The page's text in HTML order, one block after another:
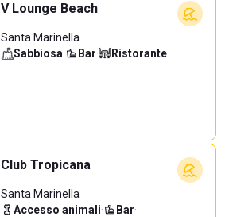
V Lounge Beach
Santa Marinella
Sabbiosa· Bar· Ristorante
Club Tropicana
Santa Marinella
Accesso animali· Bar·